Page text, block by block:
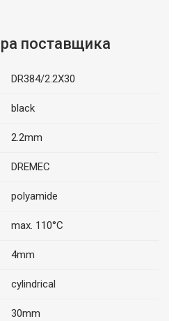
поставщика
DR384/2.2X30
black
2.2mm
DREMEC
polyamide
max. 110°C
4mm
cylindrical
30mm